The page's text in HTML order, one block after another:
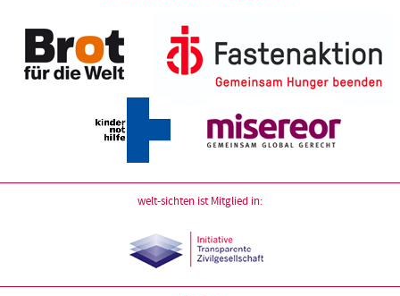
welt-sichten ist Mitglied in: